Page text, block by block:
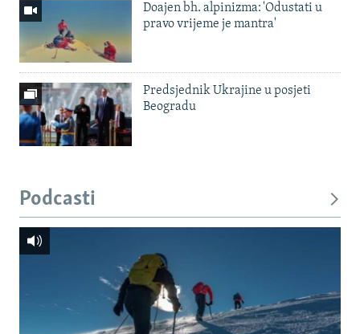
Doajen bh. alpinizma: 'Odustati u
pravo vrijeme je mantra'
Predsjednik Ukrajine u posjeti
Beogradu
Podcasti